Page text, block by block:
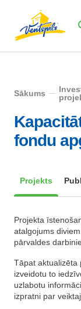
Sākums
fondu
Projekts
Projekta
atalgojums
pārvaldes
Tāpat aktualizēta
izveidotu to
uzlabotu
izpratni par